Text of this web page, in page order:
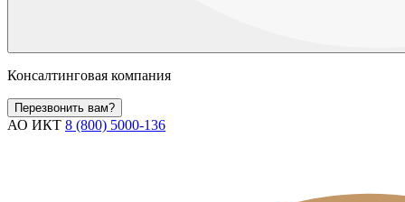
Консалтинговая компания
Перезвонить вам?
АО ИКТ 8 (800) 5000-136